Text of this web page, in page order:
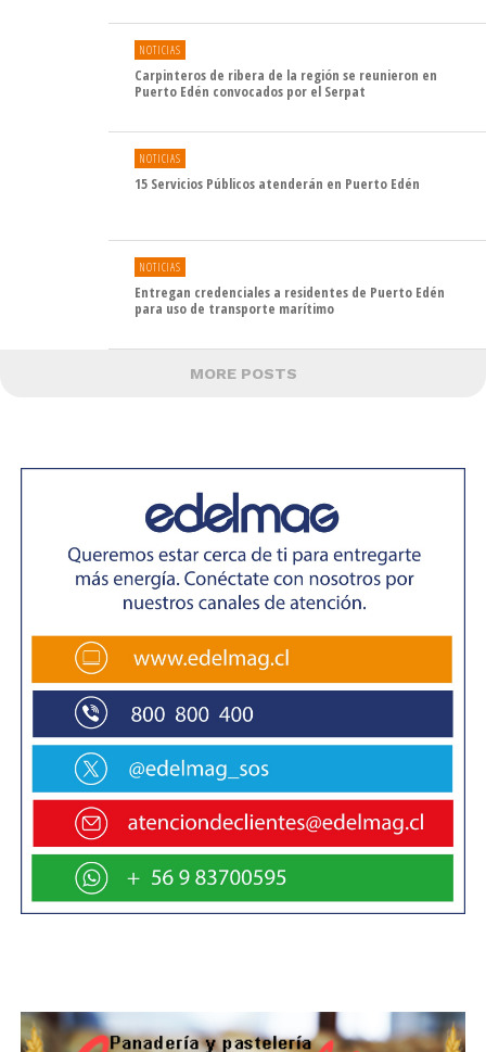
NOTICIAS
Carpinteros de ribera de la región se reunieron en
Puerto Edén convocados por el Serpat
NOTICIAS
15 Servicios Públicos atenderán en Puerto Edén
NOTICIAS
Entregan credenciales a residentes de Puerto Edén
para uso de transporte marítimo
MORE POSTS